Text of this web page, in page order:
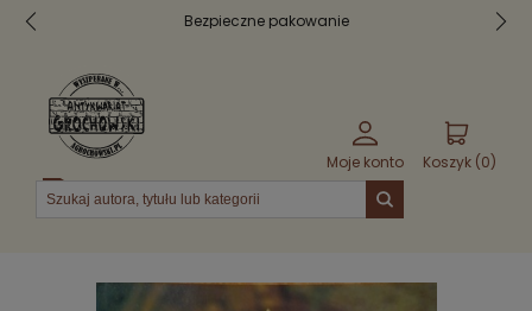
Bezpieczne pakowanie
Moje konto Koszyk (0)
Menu